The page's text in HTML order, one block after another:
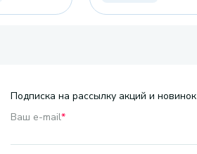
Подписка на рассылку акций и новинок
Ваш e-mail*